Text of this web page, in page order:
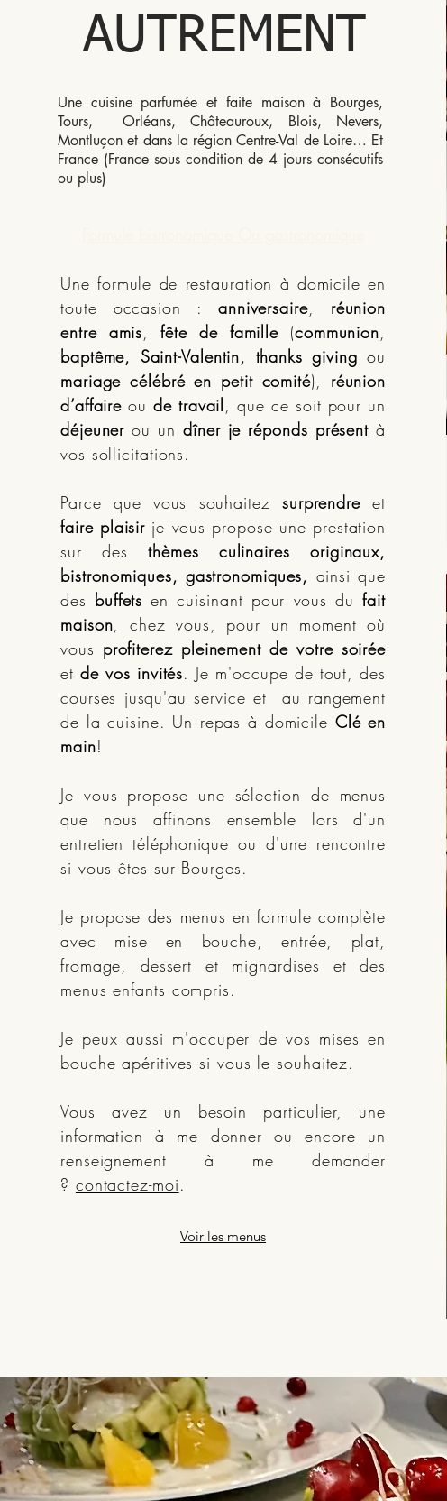
AUTREMENT
Une cuisine parfumée et faite maison à Bourges,
Tours, Orléans, Châteauroux, Blois, Nevers,
Montluçon et dans la région Centre-Val de Loire… Et
France (France sous condition de 4 jours consécutifs
ou plus)
Une formule de restauration à domicile en
toute occasion : anniversaire, réunion
entre amis,fête de famille (communion,
baptême, Saint-Valentin, thanks givingou
mariage célébré en petit comité), réunion
d’affaireou de travail, que ce soit pour un
déjeunerou undîner je réponds présent à
vos sollicitations.
Parce que vous souhaitez surprendreet
faire plaisir je vous propose une prestation
sur desthèmes culinaires originaux,
bistronomiques, gastronomiques, ainsi que
des buffetsen cuisinant pour vous dufait
maison, chez vous, pour un moment où
vous profiterez pleinement de votre soirée
etde vos invités. Je m'occupe de tout, des
courses jusqu'au service et au rangement
de la cuisine. Un repas à domicile Clé en
main!
Je vous propose une sélection de menus
que nous affinons ensemble lors d'un
entretien téléphonique ou d'une rencontre
si vous êtes sur Bourges.
Je propose des menus en formule complète
avec mise en bouche, entrée, plat,
fromage, dessert et mignardises et des
menus enfants compris.
Je peux aussi m'occuper de vos mises en
bouche apéritives si vous le souhaitez.
Vous avez un besoin particulier, une
information à me donner ou encore un
renseignement à me demander
? contactez-moi.
Voir les menus